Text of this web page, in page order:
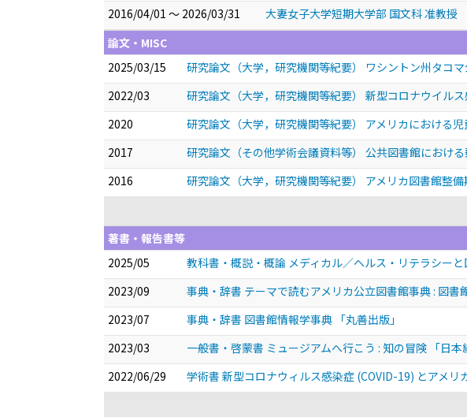
2016/04/01 ～ 2026/03/31
大妻女子大学短期大学部 国文科 准教授
論文・MISC
2025/03/15
研究論文（大学，研究機関等紀要） ワシントン州タコ
2022/03
研究論文（大学，研究機関等紀要） 新型コロナウイル
2020
研究論文（大学，研究機関等紀要） アメリカにおける
2017
研究論文（その他学術会議資料等） 公共図書館におけ
2016
研究論文（大学，研究機関等紀要） アメリカ図書館整
著書・報告書等
2025/05
教科書・概説・概論 メディカル／ヘルス・リテラシー
2023/09
事典・辞書 テーマで読むアメリカ公立図書館事典 : 図書
2023/07
事典・辞書 図書館情報学事典 「丸善出版」
2023/03
一般書・啓蒙書 ミュージアムへ行こう : 知の冒険 「日本
2022/06/29
学術書 新型コロナウィルス感染症 (COVID-19) とアメ